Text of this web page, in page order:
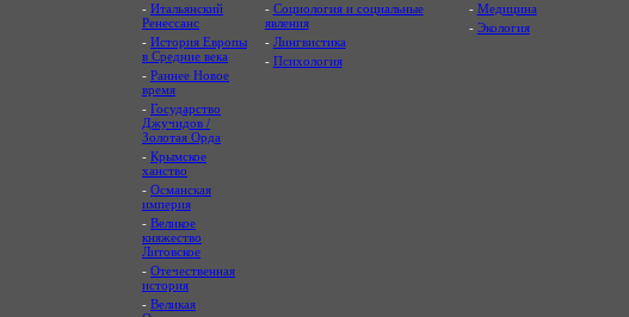
- Итальянский
Ренессанс
- История Европы
в Средние века
- Раннее Новое
время
- Государство
Джучидов /
Золотая Орда
- Крымское
ханство
- Османская
империя
- Великое
княжество
Литовское
- Отечественная
история
- Великая
- Социология и социальные
явления
- Лингвистика
- Психология
- Медицина
- Экология